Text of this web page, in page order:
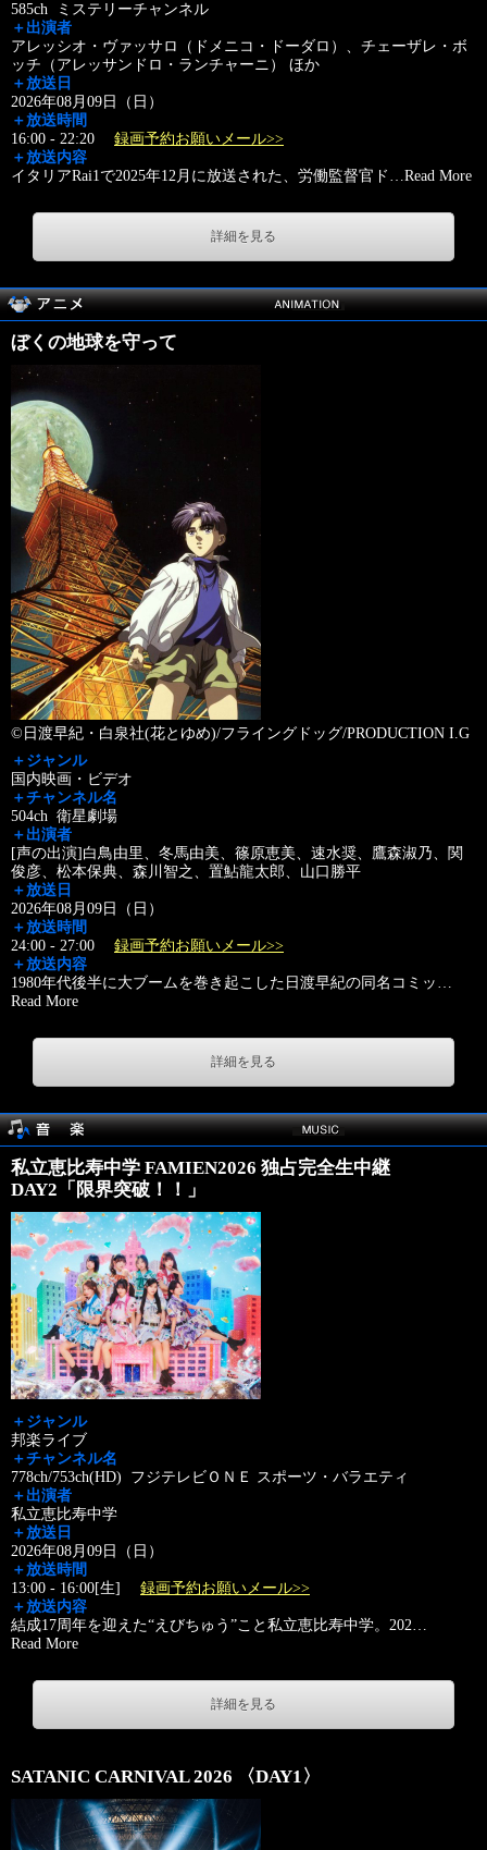
585ch ミステリーチャンネル
＋出演者
アレッシオ・ヴァッサロ（ドメニコ・ドーダロ）、チェーザレ・ボ
ッチ（アレッサンドロ・ランチャーニ） ほか
＋放送日
2026年08月09日（日）
＋放送時間
16:00 - 22:20 録画予約お願いメール>>
＋放送内容
イタリアRai1で2025年12月に放送された、労働監督官ド …Read More
詳細を見る
ぼくの地球を守って
©日渡早紀・白泉社(花とゆめ)/フライングドッグ/PRODUCTION I.G
＋ジャンル
国内映画・ビデオ
＋チャンネル名
504ch 衛星劇場
＋出演者
[声の出演]白鳥由里、冬馬由美、篠原恵美、速水奨、鷹森淑乃、関
俊彦、松本保典、森川智之、置鮎龍太郎、山口勝平
＋放送日
2026年08月09日（日）
＋放送時間
24:00 - 27:00 録画予約お願いメール>>
＋放送内容
1980年代後半に大ブームを巻き起こした日渡早紀の同名コミッ …
Read More
詳細を見る
私立恵比寿中学 FAMIEN2026 独占完全生中継
DAY2「限界突破！！」
＋ジャンル
邦楽ライブ
＋チャンネル名
778ch/753ch(HD) フジテレビＯＮＥ スポーツ・バラエティ
＋出演者
私立恵比寿中学
＋放送日
2026年08月09日（日）
＋放送時間
13:00 - 16:00[生] 録画予約お願いメール>>
＋放送内容
結成17周年を迎えた“えびちゅう”こと私立恵比寿中学。202…
Read More
詳細を見る
SATANIC CARNIVAL 2026 〈DAY1〉